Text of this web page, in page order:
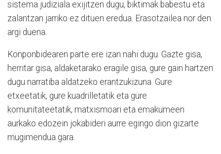
sistema judiziala exijitzen dugu, biktimak babestu eta
zalantzan jarriko ez dituen eredua. Erasotzailea nor den
argi duena.
Konponbidearen parte ere izan nahi dugu. Gazte gisa,
herritar gisa, aldaketarako eragile gisa, gure gain hartzen
dugu narratiba aldatzeko erantzukizuna. Gure
etxeetatik, gure kuadrilletatik eta gure
komunitateetatik, matxismoari eta emakumeen
aurkako edozein jokabideri aurre egingo dion gizarte
mugimendua gara.